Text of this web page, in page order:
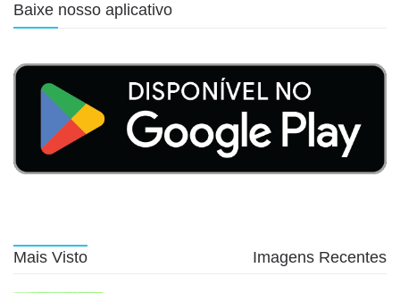
Baixe nosso aplicativo
Mais Visto Imagens Recentes